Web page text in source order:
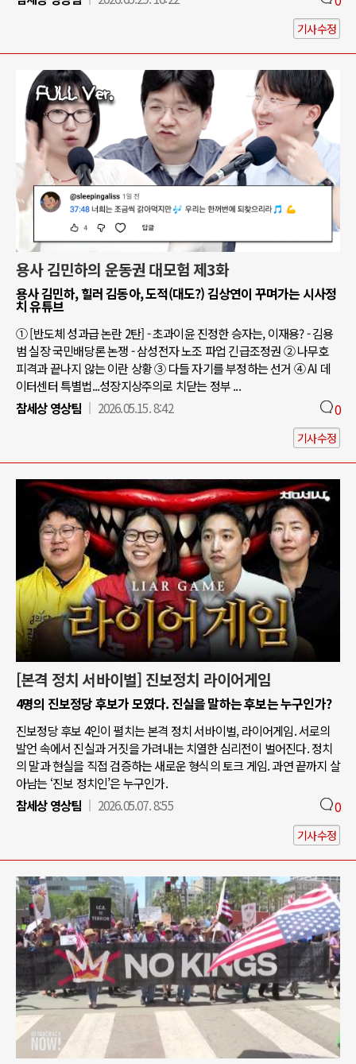
기사수정
용사 김민하의 운동권 대모험 제3화
용사 김민하, 힐러 김동아, 도적(대도?) 김상연이 꾸며가는 시사정
치 유튜브
① [반도체 성과급 논란 2탄] - 초과이윤 진정한 승자는, 이재용? - 김용
범 실장 국민배당론 논쟁 - 삼성전자 노조 파업 긴급조정권 ② 나무호
피격과 끝나지 않는 이란 상황 ③ 다들 자기를 부정하는 선거 ④ AI 데
이터센터 특별법...성장지상주의로 치닫는 정부 ...
참세상 영상팀
2026.05.15. 8:42 0
기사수정
[본격 정치 서바이벌] 진보정치 라이어게임
4명의 진보정당 후보가 모였다. 진실을 말하는 후보는 누구인가?
진보정당 후보 4인이 펼치는 본격 정치 서바이벌, 라이어게임. 서로의
발언 속에서 진실과 거짓을 가려내는 치열한 심리전이 벌어진다. 정치
의 말과 현실을 직접 검증하는 새로운 형식의 토크 게임. 과연 끝까지 살
아남는 ‘진보 정치인’은 누구인가.
참세상 영상팀
2026.05.07. 8:55 0
기사수정